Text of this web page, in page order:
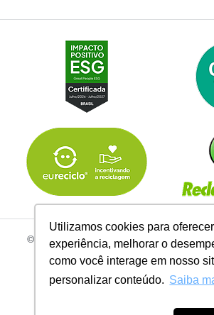
Utilizamos cookies para
experiência, melhorar o
como você interage em nosso
personalizar conteúdo. Saiba
© 2026 | Todos os Direitos Reservados
R. do Manifesto, 705 - Ipiranga, São Paulo